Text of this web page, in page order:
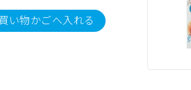
買い物かごへ入れる